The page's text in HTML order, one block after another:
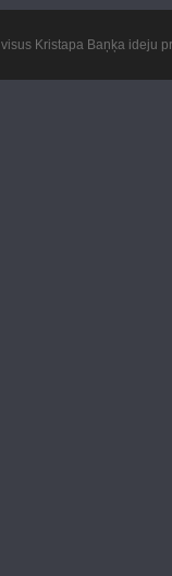
Kristapa Baņķa ideju